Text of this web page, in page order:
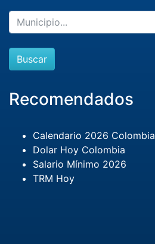
Buscar
Recomendados
Calendario 2026 Colombia
Dolar Hoy Colombia
Salario Mínimo 2026
TRM Hoy